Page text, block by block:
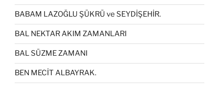
BABAM LAZOĞLU ŞÜKRÜ ve SEYDİŞEHİR.
BAL NEKTAR AKIM ZAMANLARI
BAL SÜZME ZAMANI
BEN MECİT ALBAYRAK.